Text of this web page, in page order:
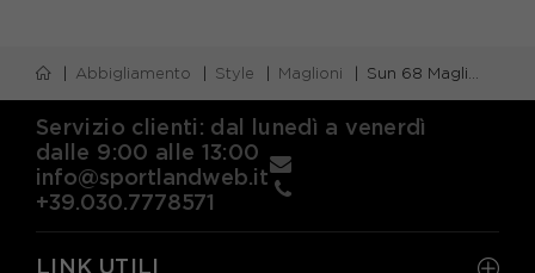
Abbigliamento Style Maglioni Sun 68 Maglia Maniche Lunghe Girocollo Logo Nero Uomo
Servizio clienti: dal lunedì a venerdì
dalle 9:00 alle 13:00
info@sportlandweb.it
+39.030.7778571
LINK UTILI